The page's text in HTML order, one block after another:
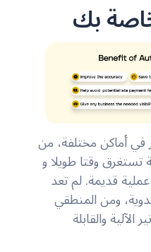
بك
في أماكن مختلفة، من
وقتا طويلا و
قديمة. لم تعد
ومن المنطقي
الآلية والقابلة